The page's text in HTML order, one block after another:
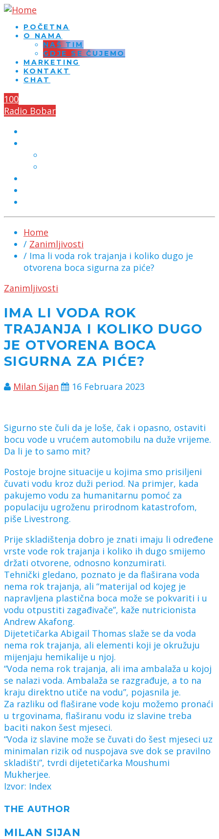
POČETNA
O NAMA
NAŠ TIM
GDJE SE ČUJEMO
MARKETING
KONTAKT
CHAT
100
Radio Bobar
Home
/ Zanimljivosti
/ Ima li voda rok trajanja i koliko dugo je
otvorena boca sigurna za piće?
Zanimljivosti
IMA LI VODA ROK
TRAJANJA I KOLIKO DUGO
JE OTVORENA BOCA
SIGURNA ZA PIĆE?
Milan Sijan 16 Februara 2023
Sigurno ste čuli da je loše, čak i opasno, ostaviti
bocu vode u vrućem automobilu na duže vrijeme.
Da li je to samo mit?
Postoje brojne situacije u kojima smo prisiljeni
čuvati vodu kroz duži period. Na primjer, kada
pakujemo vodu za humanitarnu pomoć za
populaciju ugroženu prirodnom katastrofom,
piše Livestrong.
Prije skladištenja dobro je znati imaju li određene
vrste vode rok trajanja i koliko ih dugo smijemo
držati otvorene, odnosno konzumirati.
Tehnički gledano, poznato je da flaširana voda
nema rok trajanja, ali “materijal od kojeg je
napravljena plastična boca može se pokvariti i u
vodu otpustiti zagađivače”, kaže nutricionista
Andrew Akafong.
Dijetetičarka Abigail Thomas slaže se da voda
nema rok trajanja, ali elementi koji je okružuju
mijenjaju hemikalije u njoj.
“Voda nema rok trajanja, ali ima ambalaža u kojoj
se nalazi voda. Ambalaža se razgrađuje, a to na
kraju direktno utiče na vodu”, pojasnila je.
Za razliku od flaširane vode koju možemo pronaći
u trgovinama, flaširanu vodu iz slavine treba
baciti nakon šest mjeseci.
“Voda iz slavine može se čuvati do šest mjeseci uz
minimalan rizik od nuspojava sve dok se pravilno
skladišti”, tvrdi dijetetičarka Moushumi
Mukherjee.
Izvor: Index
THE AUTHOR
MILAN SIJAN